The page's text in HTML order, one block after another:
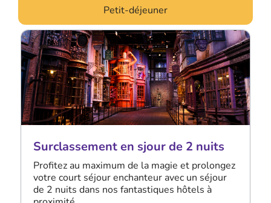
Petit-déjeuner
Surclassement en sjour de 2 nuits
Profitez au maximum de la magie et prolongez
votre court séjour enchanteur avec un séjour
de 2 nuits dans nos fantastiques hôtels à